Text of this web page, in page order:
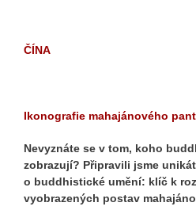
ČÍNA
Ikonografie mahajánového
Nevyznáte se v tom, koho
zobrazují? Připravili jsme
o buddhistické umění: klíč k
vyobrazených postav